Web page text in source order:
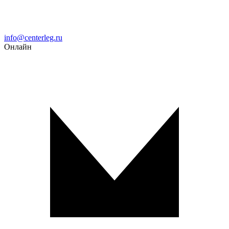
Email
info@centerleg.ru
Онлайн